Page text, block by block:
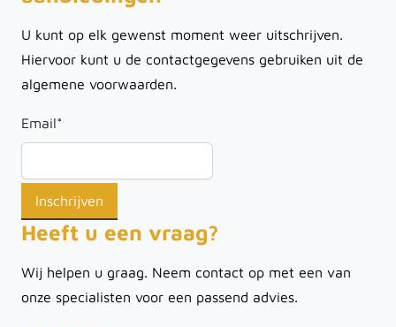
U kunt op elk gewenst moment weer uitschrijven.
Hiervoor kunt u de contactgegevens gebruiken uit de
algemene voorwaarden.
Email*
Heeft u een vraag?
Wij helpen u graag. Neem contact op met een van
onze specialisten voor een passend advies.